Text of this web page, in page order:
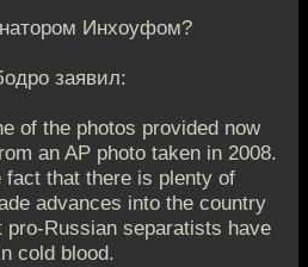
Инхоуфом?
заявил:
of the photos provided now
an AP photo taken in 2008.
fact that there is plenty of
advances into the country
pro-Russian separatists have
cold blood.